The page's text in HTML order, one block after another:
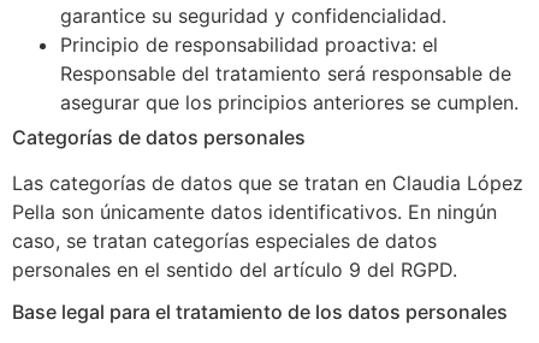
garantice su seguridad y confidencialidad.
Principio de responsabilidad proactiva: el
Responsable del tratamiento será responsable de
asegurar que los principios anteriores se cumplen.
Categorías de datos personales
Las categorías de datos que se tratan en Claudia López
Pella son únicamente datos identificativos. En ningún
caso, se tratan categorías especiales de datos
personales en el sentido del artículo 9 del RGPD.
Base legal para el tratamiento de los datos personales